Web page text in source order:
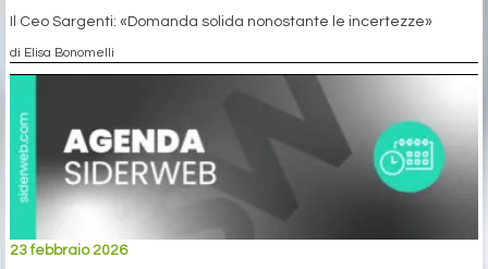
Il Ceo Sargenti: «Domanda solida nonostante le incertezze»
di Elisa Bonomelli
23 febbraio 2026